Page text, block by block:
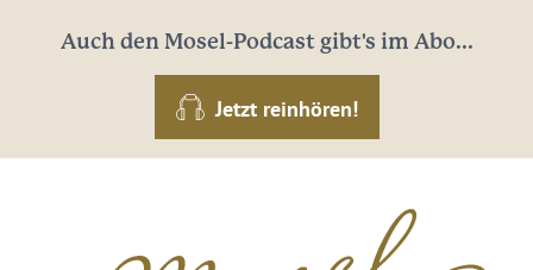
Auch den Mosel-Podcast gibt's im Abo...
Jetzt reinhören!